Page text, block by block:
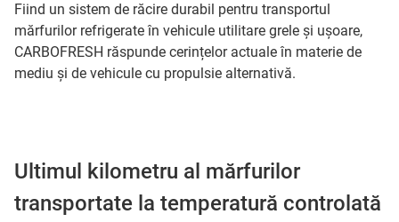
Fiind un sistem de răcire durabil pentru transportul
mărfurilor refrigerate în vehicule utilitare grele și ușoare,
CARBOFRESH răspunde cerințelor actuale în materie de
mediu și de vehicule cu propulsie alternativă.
Ultimul kilometru al mărfurilor
transportate la temperatură controlată